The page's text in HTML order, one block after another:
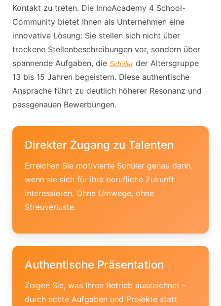
Kontakt zu treten. Die InnoAcademy 4 School-
Community bietet Ihnen als Unternehmen eine
innovative Lösung: Sie stellen sich nicht über
trockene Stellenbeschreibungen vor, sondern über
spannende Aufgaben, die Schüler der Altersgruppe
13 bis 15 Jahren begeistern. Diese authentische
Ansprache führt zu deutlich höherer Resonanz und
passgenauen Bewerbungen.
Direkter Zugang zu Talenten
Erreichen Sie motivierte Schüler genau dann,
wenn sie sich für ihre berufliche Zukunft
interessieren. Ohne Umwege, ohne
Streuverluste.
Authentische Präsentation
Zeigen Sie, was Ihren Betrieb auszeichnet –
durch echte Aufgaben und Projekte statt